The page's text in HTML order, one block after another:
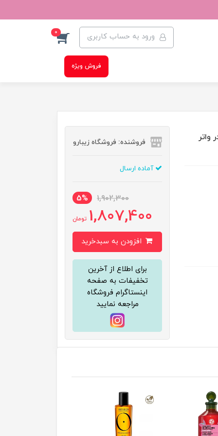
ورود به حساب کاربری 0
فروش ویژه
واتر
فروشنده: فروشگاه زیبارو
آماده ارسال
1,902,300
5%
1,807,400 تومان
برای اطلاع از آخرین
تخفیفات به صفحه
اینستاگرام فروشگاه
مراجعه نمایید